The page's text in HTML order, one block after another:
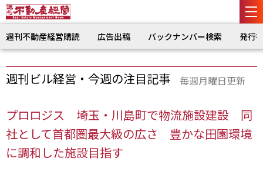
週刊不動産経営購読 広告出稿 バックナンバー検索 発行
週刊ビル経営・今週の注目記事 毎週月曜日更新
プロロジス 埼玉・川島町で物流施設建設 同
社として首都圏最大級の広さ 豊かな田園環境
に調和した施設目指す